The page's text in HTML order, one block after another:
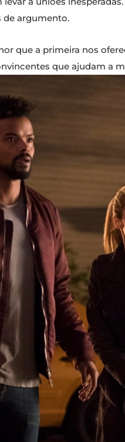
argumento.
que a primeira nos
que ajudam a